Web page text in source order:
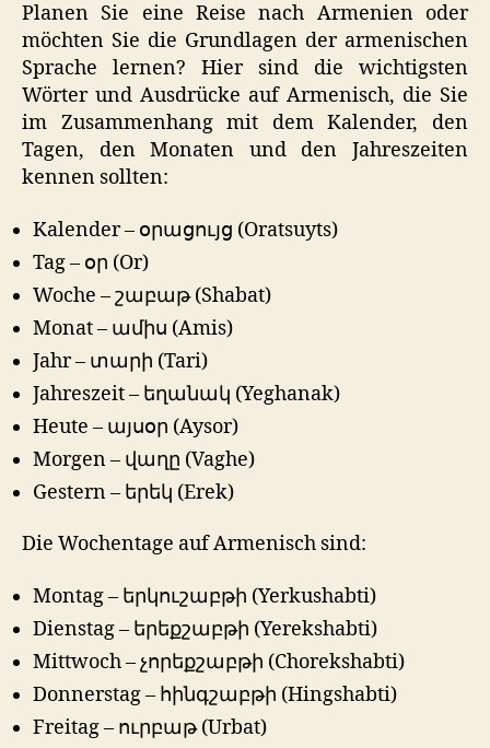
Planen Sie eine Reise nach Armenien oder
möchten Sie die Grundlagen der armenischen
Sprache lernen? Hier sind die wichtigsten
Wörter und Ausdrücke auf Armenisch, die Sie
im Zusammenhang mit dem Kalender, den
Tagen, den Monaten und den Jahreszeiten
kennen sollten:
Kalender – օրացույց (Oratsuyts)
Tag – օր (Or)
Woche – շաբաթ (Shabat)
Monat – ամիս (Amis)
Jahr – տարի (Tari)
Jahreszeit – եղանակ (Yeghanak)
Heute – այսօր (Aysor)
Morgen – վաղը (Vaghe)
Gestern – երեկ (Erek)
Die Wochentage auf Armenisch sind:
Montag – երկուշաբթի (Yerkushabti)
Dienstag – երեքշաբթի (Yerekshabti)
Mittwoch – չորեքշաբթի (Chorekshabti)
Donnerstag – հինգշաբթի (Hingshabti)
Freitag – ուրբաթ (Urbat)